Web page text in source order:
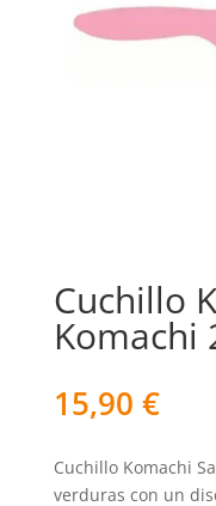
Cuchillo
Komachi
15,90 €
Cuchillo Komachi
verduras con un